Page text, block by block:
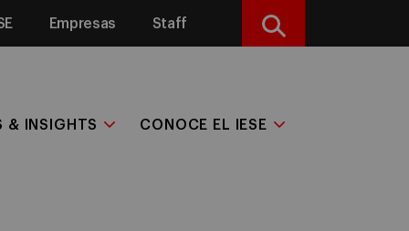
Empresas Staff Buscar
& INSIGHTS CONOCE EL IESE